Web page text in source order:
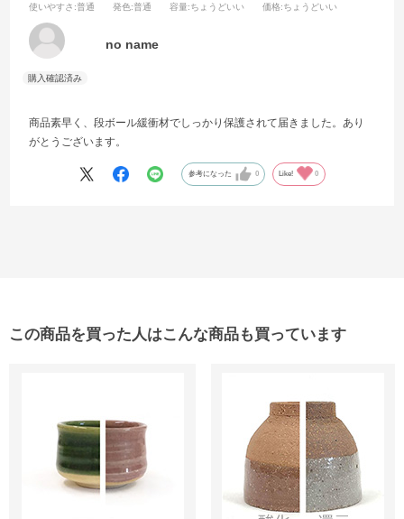
使いやすさ :普通 発色:普通 容量:ちょうどいい 価格:ちょうどいい
no name
商品素早く、段ボール緩衝材でしっかり保護されて届きました。あり
がとうございます。
参考になった 0 Like! 0
この商品を買った人はこんな商品も買っています